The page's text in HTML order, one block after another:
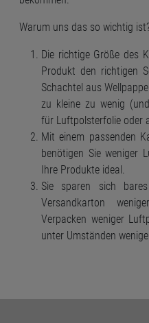
Warum uns das so wichtig
Die richtige Größe des
Produkt den richtigen
Schachtel aus
zu kleine zu wenig
für Luftpolsterfolie oder
Mit einem passenden
benötigen Sie weniger
Ihre Produkte ideal.
Sie sparen sich
Versandkarton
Verpacken weniger
unter Umständen